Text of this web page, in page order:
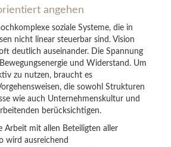
angehen
soziale Systeme, die in
nicht linear steuerbar sind. Vision
deutlich auseinander. Die Spannung
und Widerstand. Um
zu nutzen, braucht es
die sowohl Strukturen
wie auch Unternehmenskultur und
berücksichtigen.
Arbeit mit allen Beteiligten aller
wird ausreichend